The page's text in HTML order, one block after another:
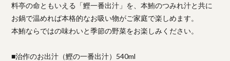
料亭の命ともいえる「鰹一番出汁」を、本鮪のつみれ汁と共に
お鍋で温めれば本格的なお吸い物がご家庭で楽しめます。
本鮪ならではの味わいと季節の野菜をお楽しみください。
■治作のお出汁（鰹の一番出汁）540ml